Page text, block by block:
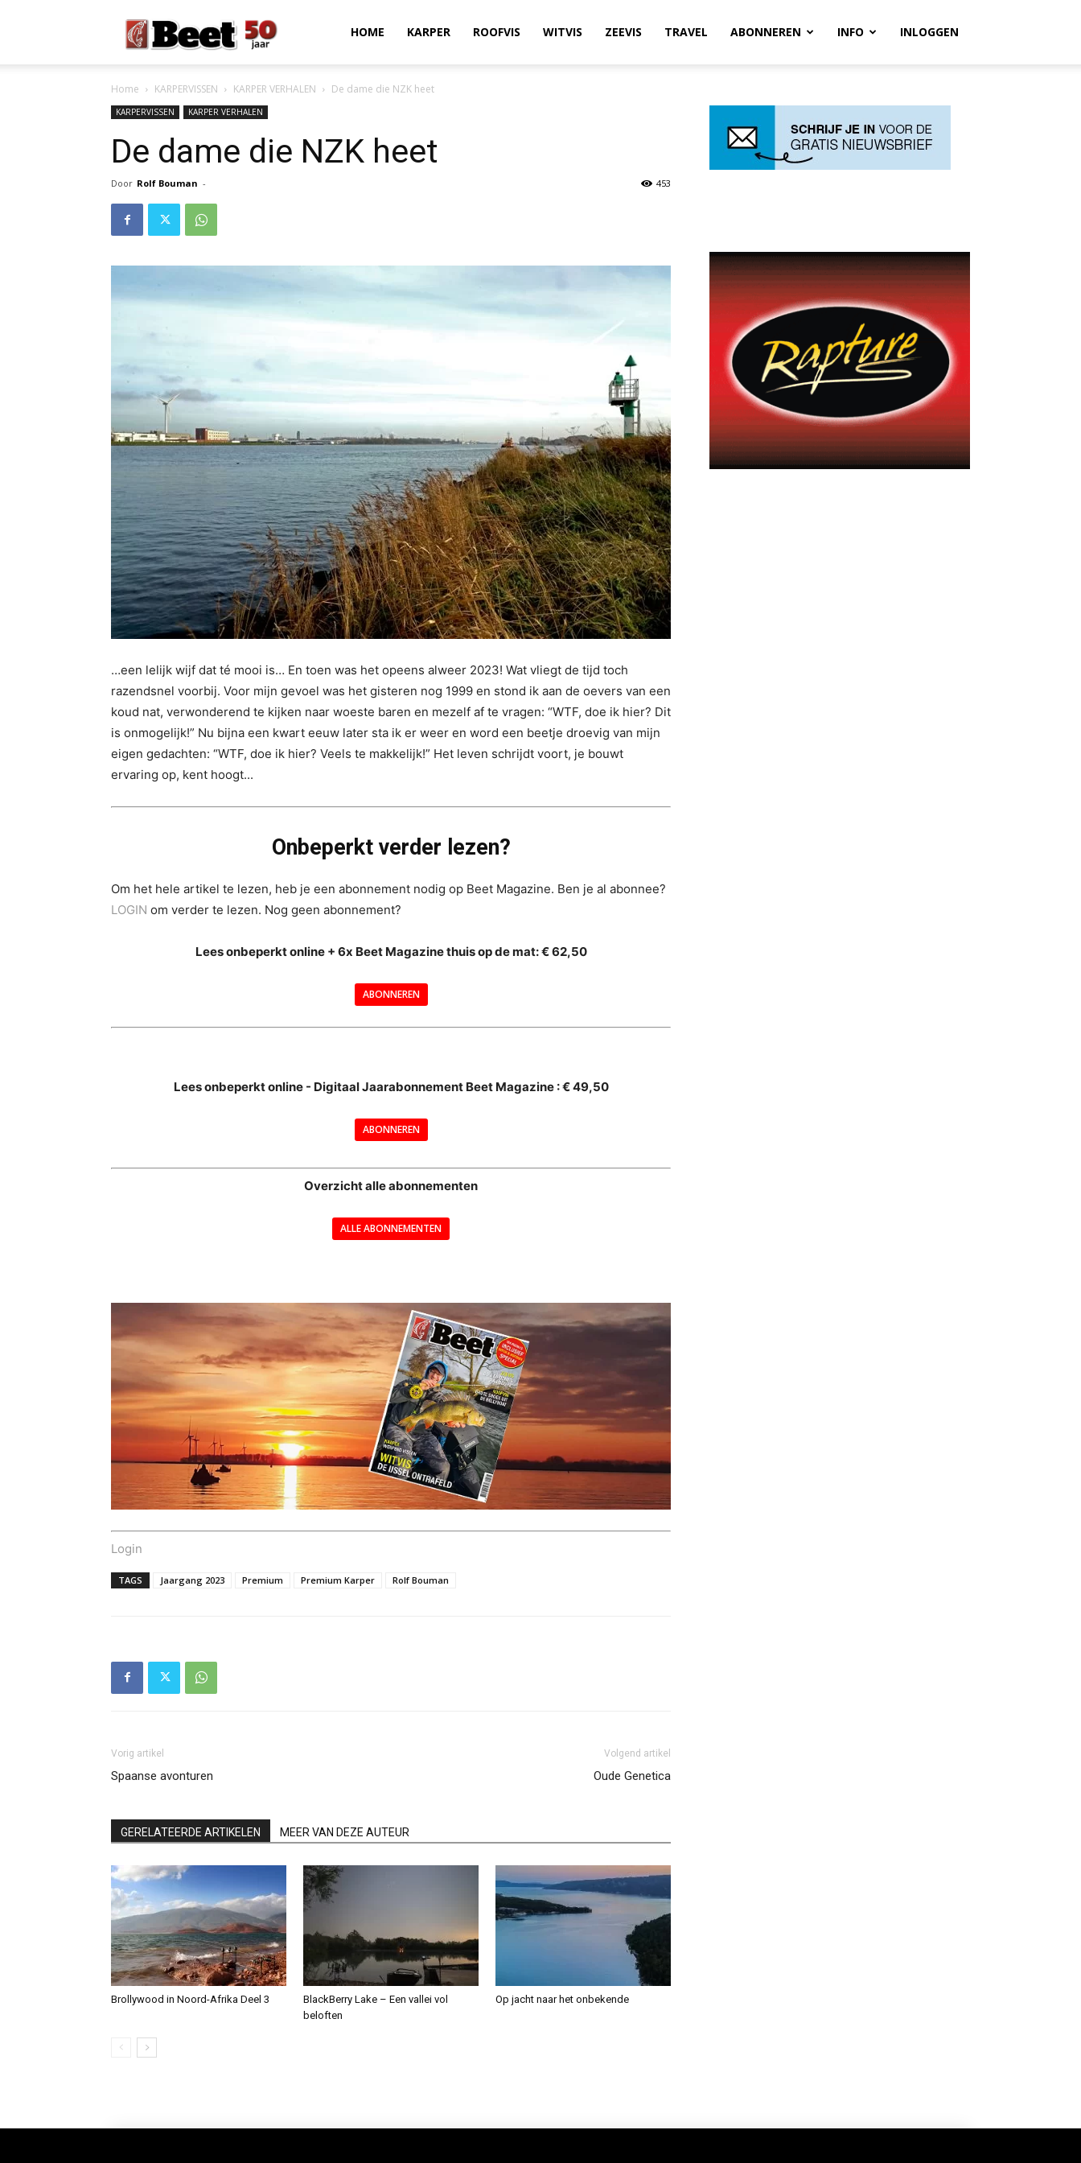
Magazine
HOME KARPER ROOFVIS WITVIS ZEEVIS TRAVEL ABONNEREN INFO INLOGGEN
Home KARPERVISSEN KARPER VERHALEN De dame die NZK heet
KARPERVISSEN KARPER VERHALEN
De dame die NZK heet
Door Rolf Bouman - 453
…een lelijk wijf dat té mooi is… En toen was het opeens alweer 2023! Wat vliegt de tijd toch
razendsnel voorbij. Voor mijn gevoel was het gisteren nog 1999 en stond ik aan de oevers van een
koud nat, verwonderend te kijken naar woeste baren en mezelf af te vragen: “WTF, doe ik hier? Dit
is onmogelijk!” Nu bijna een kwart eeuw later sta ik er weer en word een beetje droevig van mijn
eigen gedachten: “WTF, doe ik hier? Veels te makkelijk!” Het leven schrijdt voort, je bouwt
ervaring op, kent hoogt...
Onbeperkt verder lezen?
Om het hele artikel te lezen, heb je een abonnement nodig op Beet Magazine. Ben je al abonnee?
LOGIN om verder te lezen. Nog geen abonnement?
Lees onbeperkt online + 6x Beet Magazine thuis op de mat: € 62,50
ABONNEREN
Lees onbeperkt online - Digitaal Jaarabonnement Beet Magazine : € 49,50
ABONNEREN
Overzicht alle abonnementen
ALLE ABONNEMENTEN
Login
TAGS Jaargang 2023 Premium Premium Karper Rolf Bouman
Vorig artikel
Spaanse avonturen
Volgend artikel
Oude Genetica
GERELATEERDE ARTIKELEN MEER VAN DEZE AUTEUR
Brollywood in Noord-Afrika Deel 3
BlackBerry Lake – Een vallei vol
beloften
Op jacht naar het onbekende